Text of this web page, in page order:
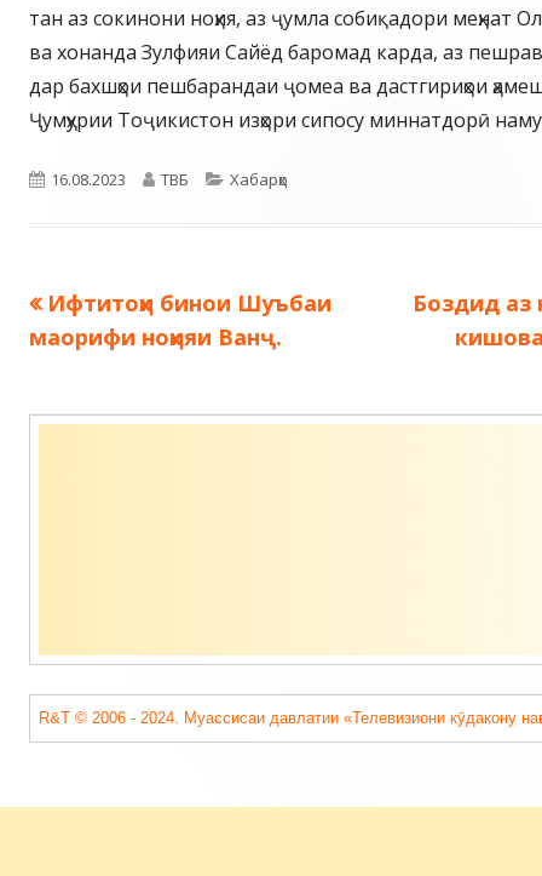
тан аз сокинони ноҳия, аз ҷумла собиқадори меҳнат
ва хонанда Зулфияи Сайёд баромад карда, аз
дар бахшҳои пешбарандаи ҷомеа ва дастгириҳои
Ҷумҳурии Тоҷикистон изҳори сипосу миннатдорӣ
Опубликовано
16.08.2023 Автор
ТВБ Рубрики
Хабарҳо
Навигация
записям
Предыдущая
запись:
Ифтитоҳи бинои Шуъбаи
маорифи ноҳияи Ванҷ.
запись:
Боздид аз
Содержимое
R&T © 2006 - 2024. Муассисаи давлатии «Телевизиони кӯдакону